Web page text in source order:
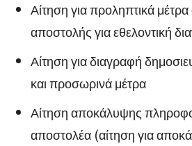
Αίτηση για προληπτικά
αποστολής για εθελοντική
Αίτηση για διαγραφή
και προσωρινά μέτρα
Αίτηση αποκάλυψης
αποστολέα (αίτηση για